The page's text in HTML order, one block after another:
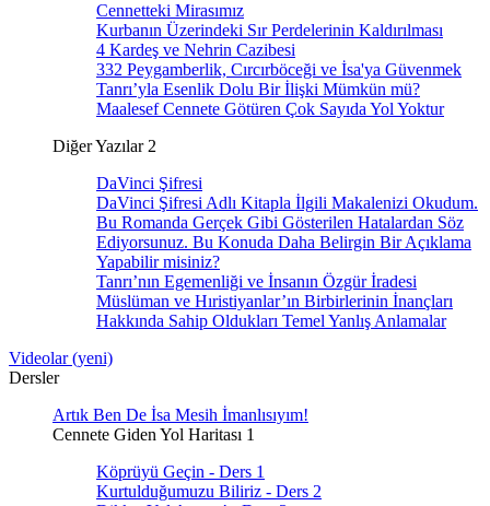
Cennetteki Mirasımız
Kurbanın Üzerindeki Sır Perdelerinin Kaldırılması
4 Kardeş ve Nehrin Cazibesi
332 Peygamberlik, Cırcırböceği ve İsa'ya Güvenmek
Tanrı’yla Esenlik Dolu Bir İlişki Mümkün mü?
Maalesef Cennete Götüren Çok Sayıda Yol Yoktur
Diğer Yazılar 2
DaVinci Şifresi
DaVinci Şifresi Adlı Kitapla İlgili Makalenizi Okudum.
Bu Romanda Gerçek Gibi Gösterilen Hatalardan Söz
Ediyorsunuz. Bu Konuda Daha Belirgin Bir Açıklama
Yapabilir misiniz?
Tanrı’nın Egemenliği ve İnsanın Özgür İradesi
Müslüman ve Hıristiyanlar’ın Birbirlerinin İnançları
Hakkında Sahip Oldukları Temel Yanlış Anlamalar
Videolar (yeni)
Dersler
Artık Ben De İsa Mesih İmanlısıyım!
Cennete Giden Yol Haritası 1
Köprüyü Geçin - Ders 1
Kurtulduğumuzu Biliriz - Ders 2